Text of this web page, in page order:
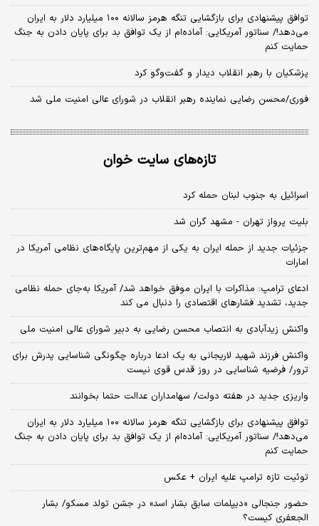
توافق پیشنهادی برای بازگشایی تنگه هرمز سالانه ۱۰۰ میلیارد دلار به ایران
می‌دهد!/ سناتور آمریکایی: آماده‌ام از یک توافق بد برای پایان دادن به جنگ
حمایت کنم
پزشکیان با رهبر انقلاب دیدار و گفت‌وگو کرد
فوری/محسن رضایی نماینده رهبر انقلاب در شورای عالی امنیت ملی شد
تازه‌های سایت خوان
اسرائیل به جنوب لبنان حمله کرد
بلیت پرواز تهران - مشهد گران شد
جزئیات جدید از حمله ایران به یکی از مهم‌ترین پایگاه‌های نظامی آمریکا در
امارات
ادعای ترامپ: مذاکرات با ایران موفق خواهد شد/ آمریکا به‌جای حمله نظامی
جدید، تشدید فشارهای اقتصادی را دنبال می کند
واکنش زیدآبادی به انتصاب محسن رضایی به دبیر شورای عالی امنیت ملی
واکنش فرزند شهید لاریجانی به یک ادعا درباره چگونگی شناسایی پدرش برای
ترور/ فرضیه شناسایی در روز قدس قوی نیست
واریزی جدید در هفته دولت/ سهامداران عدالت حتما بخوانند
توافق پیشنهادی برای بازگشایی تنگه هرمز سالانه ۱۰۰ میلیارد دلار به ایران
می‌دهد!/ سناتور آمریکایی: آماده‌ام از یک توافق بد برای پایان دادن به جنگ
حمایت کنم
توئیت تازه ترامپ علیه ایران + عکس
حضور جنجالی «دیپلمات سابق بشار اسد» در جشن تولد مسکو/ بشار
الجعفری کیست؟